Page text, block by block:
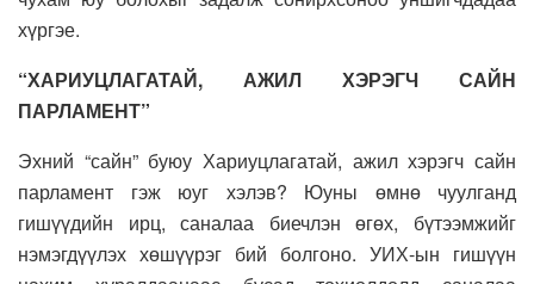
хүргэе.
“ХАРИУЦЛАГАТАЙ, АЖИЛ ХЭРЭГЧ САЙН
ПАРЛАМЕНТ”
Эхний “сайн” буюу Хариуцлагатай, ажил хэрэгч сайн
парламент гэж юуг хэлэв? Юуны өмнө чуулганд
гишүүдийн ирц, саналаа биечлэн өгөх, бүтээмжийг
нэмэгдүүлэх хөшүүрэг бий болгоно. УИХ-ын гишүүн